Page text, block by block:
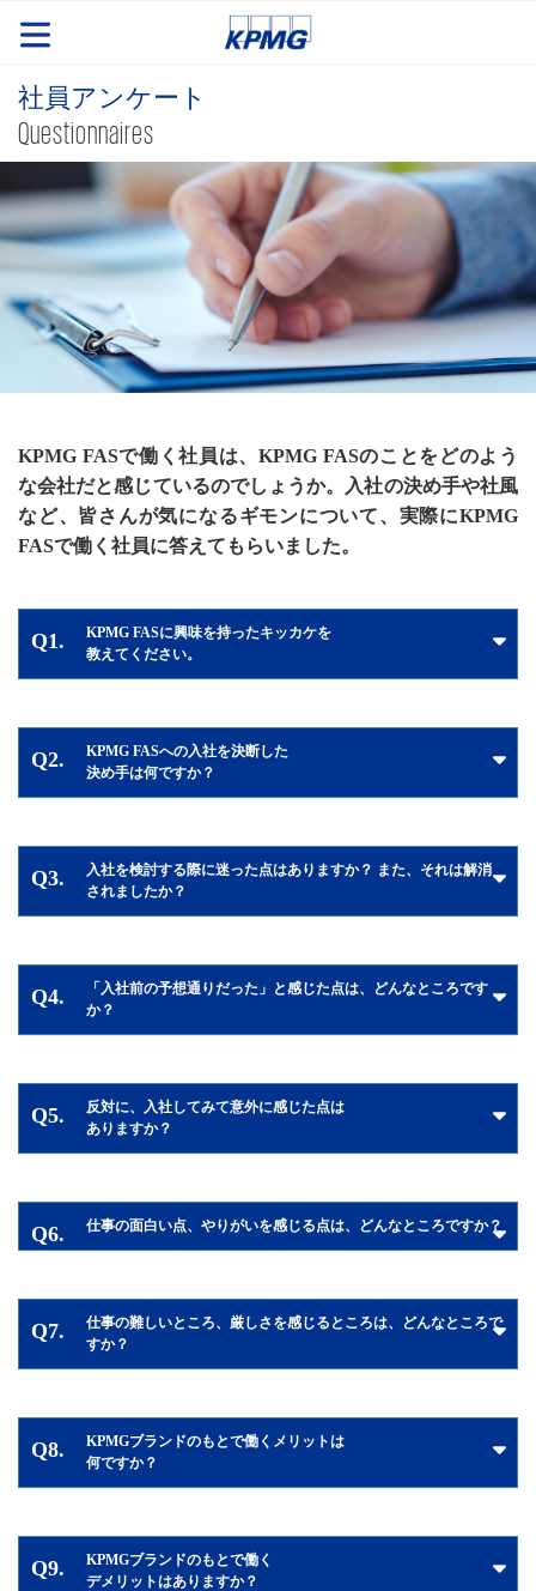
社員アンケート
Questionnaires
KPMG FASで働く社員は、KPMG FASのことをどのよう
な会社だと感じているのでしょうか。入社の決め手や社風
など、皆さんが気になるギモンについて、実際にKPMG
FASで働く社員に答えてもらいました。
Q1.
KPMG FASに興味を持ったキッカケを
教えてください。
Q2.
KPMG FASへの入社を決断した
決め手は何ですか？
Q3.
入社を検討する際に迷った点はありますか？ また、それは解消
されましたか？
Q4.
「入社前の予想通りだった」と感じた点は、どんなところです
か？
Q5.
反対に、入社してみて意外に感じた点は
ありますか？
Q6. 仕事の面白い点、やりがいを感じる点は、どんなところですか？
Q7.
仕事の難しいところ、厳しさを感じるところは、どんなところで
すか？
Q8.
KPMGブランドのもとで働くメリットは
何ですか？
Q9.
KPMGブランドのもとで働く
デメリットはありますか？